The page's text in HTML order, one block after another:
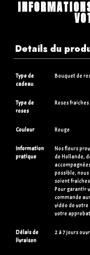
Details du
Type de
cadeau
Bouquet de
Type de
roses
Roses fraiches
Couleur Rouge
Information
pratique
Nos fleurs
de Hollande,
possible,
soient
Pour garantir
commande
vidéo de
votre
Délais de
livraison
2 à 7 jours